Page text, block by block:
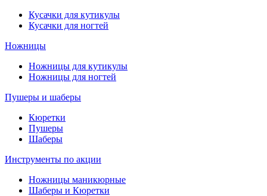
Кусачки для кутикулы
Кусачки для ногтей
Ножницы
Ножницы для кутикулы
Ножницы для ногтей
Пушеры и шаберы
Кюретки
Пушеры
Шаберы
Инструменты по акции
Ножницы маникюрные
Шаберы и Кюретки